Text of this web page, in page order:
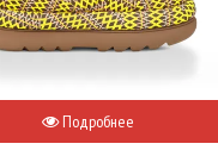
Подробнее